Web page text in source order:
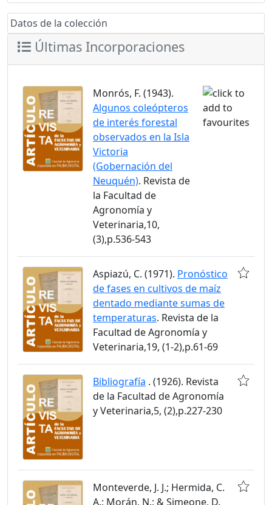
Datos de la colección
Últimas Incorporaciones
Monrós, F. (1943).
Algunos coleópteros
de interés forestal
observados en la Isla
Victoria
(Gobernación del
Neuquén). Revista de
la Facultad de
Agronomía y
Veterinaria,10,
(3),p.536-543
Aspiazú, C. (1971). Pronóstico
de fases en cultivos de maíz
dentado mediante sumas de
temperaturas. Revista de la
Facultad de Agronomía y
Veterinaria,19, (1-2),p.61-69
Bibliografía . (1926). Revista
de la Facultad de Agronomía
y Veterinaria,5, (2),p.227-230
Monteverde, J. J.; Hermida, C.
A.; Morán, N.; & Simeone, D.